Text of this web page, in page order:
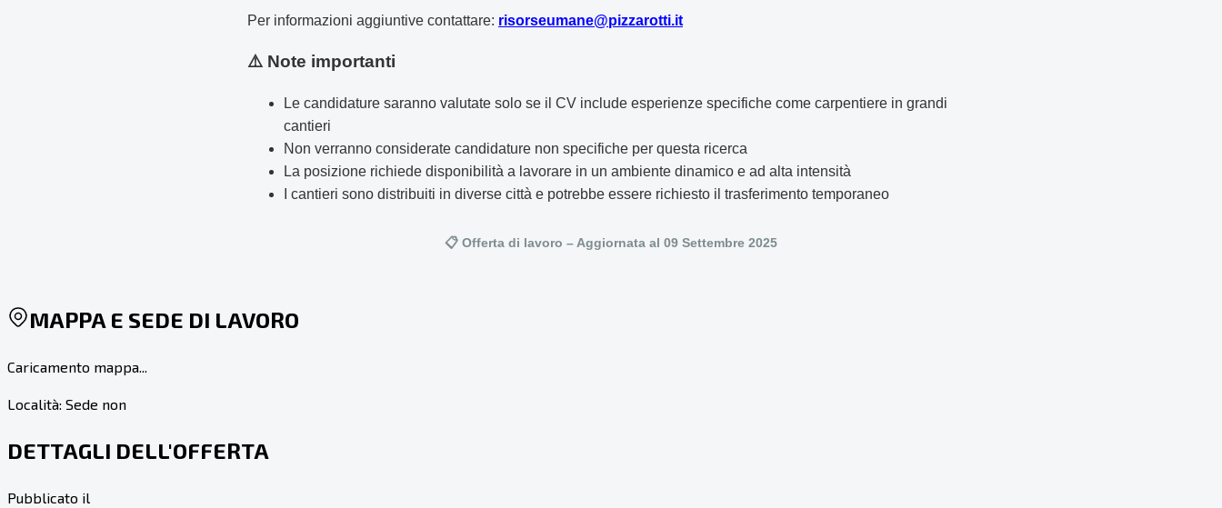
Per informazioni aggiuntive contattare: risorseumane@pizzarotti.it
⚠️ Note importanti
Le candidature saranno valutate solo se il CV include esperienze specifiche come carpentiere in grandi
cantieri
Non verranno considerate candidature non specifiche per questa ricerca
La posizione richiede disponibilità a lavorare in un ambiente dinamico e ad alta intensità
I cantieri sono distribuiti in diverse città e potrebbe essere richiesto il trasferimento temporaneo
📋 Offerta di lavoro – Aggiornata al 09 Settembre 2025
MAPPA E SEDE DI LAVORO
Caricamento mappa...
Località: Sede non
DETTAGLI DELL'OFFERTA
Pubblicato il